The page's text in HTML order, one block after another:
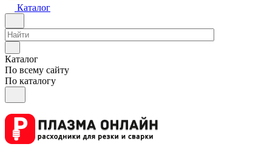
Каталог
Каталог
По всему сайту
По каталогу